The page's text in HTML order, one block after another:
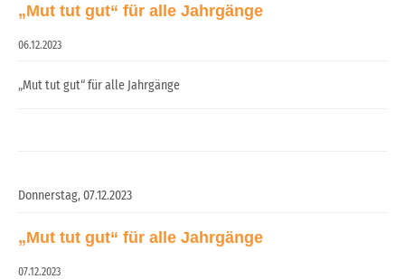
„Mut tut gut“ für alle Jahrgänge
06.12.2023
„Mut tut gut“ für alle Jahrgänge
Donnerstag,07.12.2023
„Mut tut gut“ für alle Jahrgänge
07.12.2023